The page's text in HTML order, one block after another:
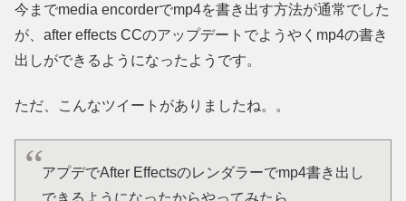
今までmedia encorderでmp4を書き出す方法が通常でした
が、after effects CCのアップデートでようやくmp4の書き
出しができるようになったようです。
ただ、こんなツイートがありましたね。。
アプデでAfter Effectsのレンダラーでmp4書き出し
できるようになったからやってみたら